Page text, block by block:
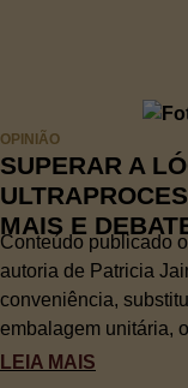
OPINIÃO
SUPERAR A
MAIS E
Conteúdo publicado
autoria de Patricia
conveniência,
embalagem unitária,
LEIA MAIS